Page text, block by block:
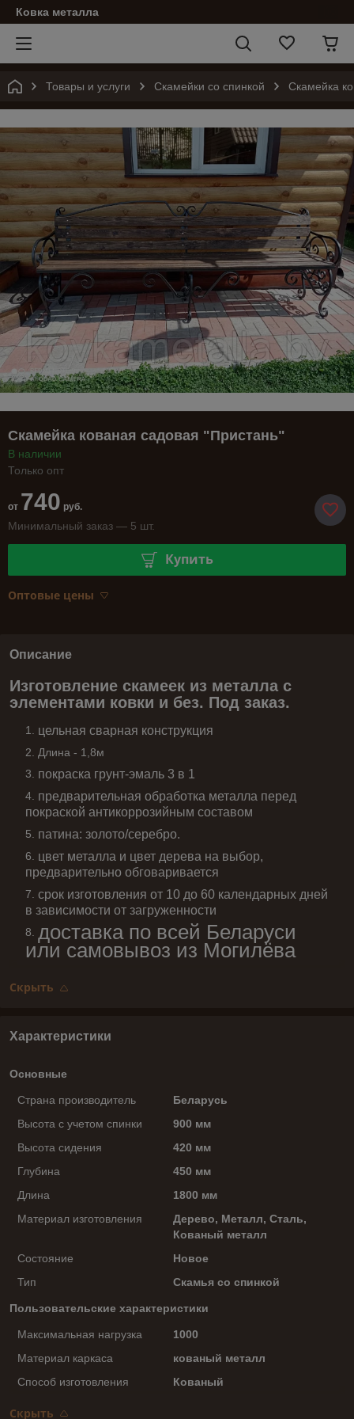
Ковка металла
Товары и услуги Скамейки со спинкой Скамейка
Скамейка кованая садовая "Пристань"
В наличии
Только опт
от 740 руб.
Минимальный заказ — 5 шт.
Купить
Оптовые цены
Описание
Изготовление скамеек из металла с
элементами ковки и без. Под заказ.
цельная сварная конструкция
Длина - 1,8м
покраска грунт-эмаль 3 в 1
предварительная обработка металла перед
покраской антикоррозийным составом
патина: золото/серебро.
цвет металла и цвет дерева на выбор,
предварительно обговаривается
срок изготовления от 10 до 60 календарных дней
в зависимости от загруженности
доставка по всей Беларуси
или самовывоз из Могилёва
Скрыть
Характеристики
Основные
Страна производитель
Беларусь
Высота с учетом спинки
900 мм
Высота сидения
420 мм
Глубина
450 мм
Длина
1800 мм
Материал изготовления
Дерево, Металл, Сталь,
Кованый металл
Состояние
Новое
Тип
Скамья со спинкой
Пользовательские характеристики
Максимальная нагрузка
1000
Материал каркаса
кованый металл
Способ изготовления
Кованый
Скрыть